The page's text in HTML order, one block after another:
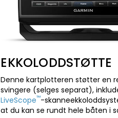
EKKOLODDSTØTTE
Denne kartplotteren støtter en
svingere (selges separat),
LiveScope™-
at du kan se rundt hele båten i